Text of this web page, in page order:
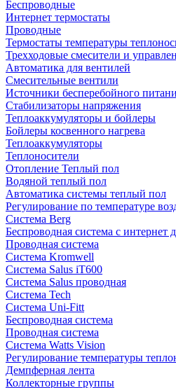
Беспроводные
Интернет термостаты
Проводные
Термостаты температуры
Трехходовые смесители и
Автоматика для вентилей
Смесительные вентили
Источники бесперебойного
Стабилизаторы напряжения
Теплоаккумуляторы и бойлеры
Бойлеры косвенного нагрева
Теплоаккумуляторы
Теплоносители
Отопление Теплый пол
Водяной теплый пол
Автоматика системы теплый пол
Регулирование по температуре
Система Berg
Беспроводная система с интернет
Проводная система
Система Kromwell
Система Salus iT600
Система Salus проводная
Система Tech
Система Uni-Fitt
Беспроводная система
Проводная система
Система Watts Vision
Регулирование температуры
Демпферная лента
Коллекторные группы